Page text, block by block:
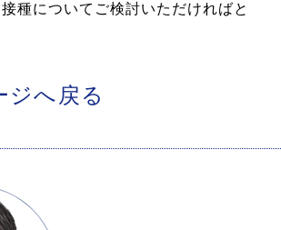
種についてご検討いただければと
ジへ戻る